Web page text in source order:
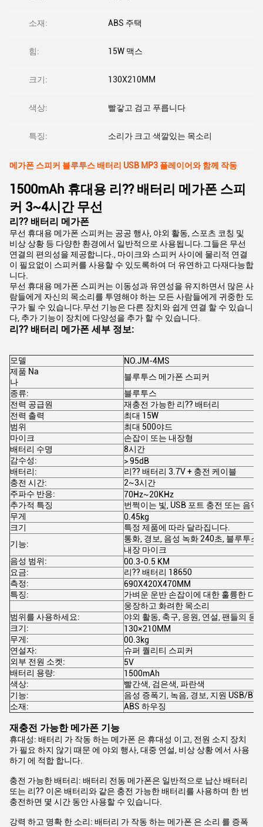
소재: ABS 주택
힘: 15W 맥스
크기: 130X210MM
색상: 빨갛고 검고 푸릅니다
특징: 소리가 크고 색깔있는 목소리
메가폰 스피커 블루투스 배터리 USB MP3 플레이어와 함께 작동
1500mAh 휴대용 리?? 배터리 메가폰 스피
커 3~4시간 무선
리?? 배터리 메가폰
무선 휴대용 메가폰 스피커는 공공 행사, 야외 활동, 스포츠 코칭 및
비상 상황 등 다양한 환경에서 일반적으로 사용됩니다.그들은 무선
연결의 편의성을 제공합니다., 마이크와 스피커 사이에 물리적 연결
이 필요없이 스피커를 사용할 수 있도록하여 더 유연하고 다재다능합
니다.
무선 휴대용 메가폰 스피커는 이동성과 유연성을 유지하면서 많은 사
람들에게 자신의 목소리를 투영해야 하는 모든 사람들에게 귀중한 도
구가 될 수 있습니다.무선 기능은 다른 장치와 쉽게 연결 할 수 있습니
다, 추가 기능이 장치에 다양성을 추가 할 수 있습니다.
리?? 배터리 메가폰 세부 정보:
모델
NO.JM-4MS
제품 Na
나
블루투스 메가폰 스피커
종류:
블루투스
전력 공급원
재충전 가능한 리?? 배터리
전력 출력
최대 15W
범위
최대 500야드
마이크
손잡이 또는 내장형
배터리 수명
8시간
감수성:
> 95dB
배터리:
리?? 배터리 3.7V + 충전 케이블
충전 시간:
2~3시간
주파수 반응:
70Hz~20KHz
추가적 특징
번쩍이는 빛, USB 포트 충전 또는 음악
무게
0.45kg
크기
특정 제품에 따라 달라집니다.
기능:
통화, 경보, 음성 녹화 240초, 블루투스
내장 마이크
음성 범위:
00.3-0.5 KM
요금:
리?? 배터리 18650
측정:
690X420X470MM
특징:
가벼운 운반 손잡이에 대한 훌륭한 디
웅장하고 화려한 목소리
범위를 사용하세요:
야외 활동, 축구, 응원, 연설, 팬들의 응
크기:
130×210MM
무게:
00.3kg
연설자:
슈퍼 퀄리티 스피커
외부 전원 소켓:
5V
배터리 용량:
1500mAh
색상:
빨간색, 검은색, 파란색
기능:
음성 증폭기, 녹음, 경보, 지원 USB/BT
소재:
ABS 하우징
재충전 가능한 메가폰 기능
휴대성: 배터리 가 작동 하는 메가폰 은 휴대성 이고, 전원 소지 장치
가 필요 하지 않기 때문 에 야외 행사, 대중 연설, 비상 상황 에서 사용
하기 에 적합 합니다.
충전 가능한 배터리: 배터리 전동 메가폰은 일반적으로 납산 배터리
또는 리?? 이온 배터리와 같은 충전 가능한 배터리를 사용하며 한 번
충전하면 몇 시간 동안 사용할 수 있습니다.
강력 하고 명확 한 소리: 배터리 가 작동 하는 메가폰 은 소리 를 증폭